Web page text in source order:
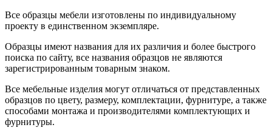
Все образцы мебели изготовлены по индивидуальному
проекту в единственном экземпляре.
Образцы имеют названия для их различия и более быстрого
поиска по сайту, все названия образцов не являются
зарегистрированным товарным знаком.
Все мебельные изделия могут отличаться от представленных
образцов по цвету, размеру, комплектации, фурнитуре, а также
способами монтажа и производителями комплектующих и
фурнитуры.